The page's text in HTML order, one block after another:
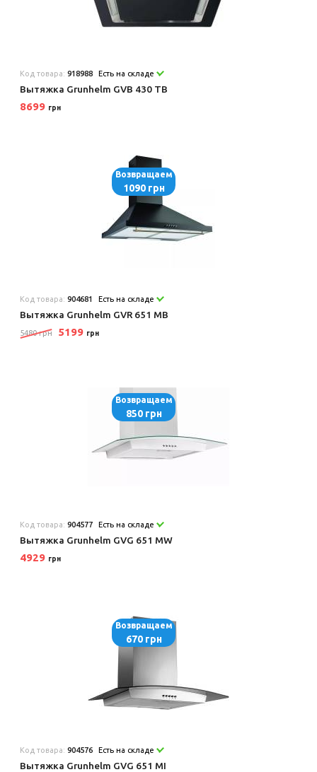
Код товара:918988 Есть на складе
Вытяжка Grunhelm GVB 430 TB
8699 грн
Возвращаем
1090 грн
Код товара:904681 Есть на складе
Вытяжка Grunhelm GVR 651 MB
5480 грн 5199 грн
Возвращаем
850 грн
Код товара:904577 Есть на складе
Вытяжка Grunhelm GVG 651 MW
4929 грн
Возвращаем
670 грн
Код товара:904576 Есть на складе
Вытяжка Grunhelm GVG 651 MI